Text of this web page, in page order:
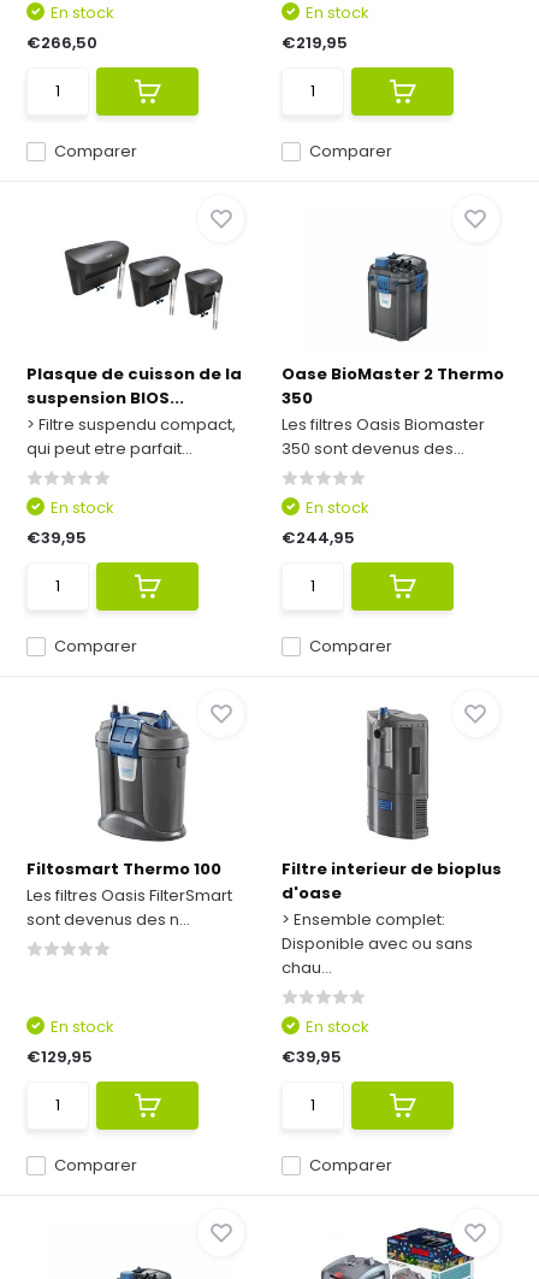
Comparer
En stock
€266,50
Comparer
En stock
€219,95
Plasque de cuisson de la
suspension BIOS...
> Filtre suspendu compact,
qui peut etre parfait...
Comparer
En stock
€39,95
Oase BioMaster 2 Thermo
350
Les filtres Oasis Biomaster
350 sont devenus des...
Comparer
En stock
€244,95
Filtosmart Thermo 100
Les filtres Oasis FilterSmart
sont devenus des n...
Comparer
En stock
€129,95
Filtre interieur de bioplus
d'oase
> Ensemble complet:
Disponible avec ou sans
chau...
Comparer
En stock
€39,95